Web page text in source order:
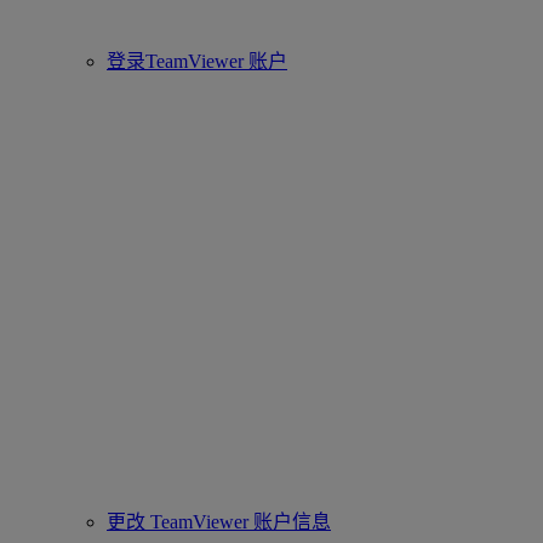
登录TeamViewer 账户
更改 TeamViewer 账户信息